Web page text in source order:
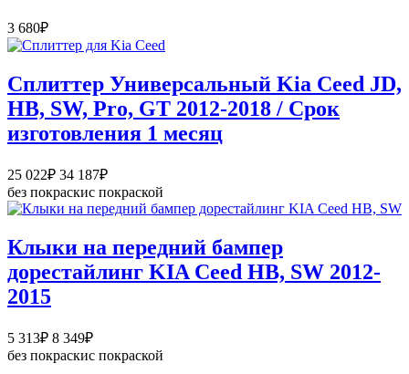
3 680₽
Сплиттер Универсальный Kia Ceed JD,
HB, SW, Pro, GT 2012-2018 / Срок
изготовления 1 месяц
25 022₽ 34 187₽Диапазон
цен:
25
34
187₽
без покраскис покраской
Клыки на передний бампер
дорестайлинг KIA Ceed HB, SW 2012-
2015
5 313₽ 8 349₽Диапазон
цен:
без покраскис покраской